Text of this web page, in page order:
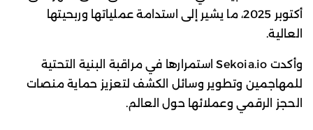
أكتوبر 2025، ما يشير إلى استدامة عملياتها وربحيتها
العالية.
وأكدت Sekoia.io استمرارها في مراقبة البنية التحتية
للمهاجمين وتطوير وسائل الكشف لتعزيز حماية منصات
الحجز الرقمي وعملائها حول العالم.